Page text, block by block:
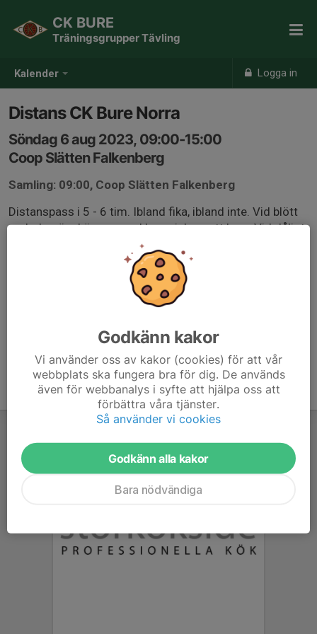
Kalender Logga in
CK BURE
Träningsgrupper Tävling
Distans CK Bure Norra
Söndag 6 aug 2023, 09:00-15:00
Coop Slätten Falkenberg
Samling: 09:00, Coop Slätten Falkenberg
Distanspass i 5 - 6 tim. Ibland fika, ibland inte. Vid blött
underlag är skärmar med kompislapp ett krav. Vid dåligt
väder eller få anmälda kan träningen ställas in eller
justeras. Rundan läggs efter aktuella väderförhållanden.
Godkänn kakor
Vi använder oss av kakor (cookies) för att vår
webbplats ska fungera bra för dig. De används
även för webbanalys i syfte att hjälpa oss att
förbättra våra tjänster.
Så använder vi cookies
Godkänn alla kakor
Bara nödvändiga